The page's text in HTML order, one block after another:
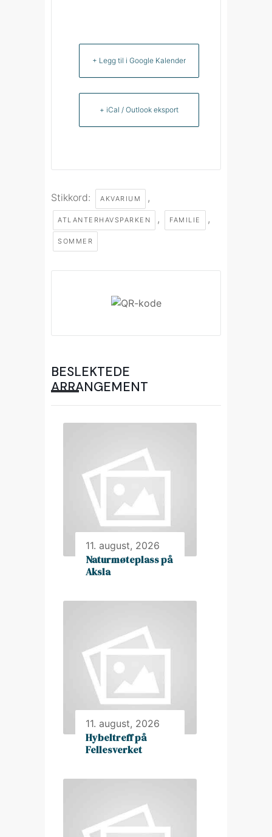
+ Legg til i Google Kalender
+ iCal / Outlook eksport
Stikkord: AKVARIUM ,
ATLANTERHAVSPARKEN , FAMILIE ,
SOMMER
BESLEKTEDE
ARRANGEMENT
11. august, 2026
Naturmøteplass på
Aksla
11. august, 2026
Hybeltreff på
Fellesverket